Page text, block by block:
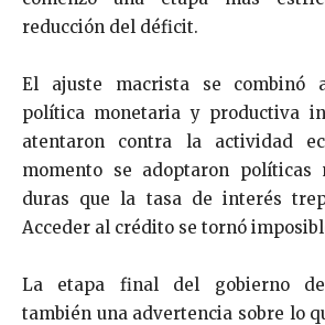
reducción del déficit.
El ajuste macrista se combinó
política monetaria y productiva
atentaron contra la actividad
momento se adoptaron políticas
duras que la tasa de interés
Acceder al crédito se tornó
La etapa final del gobierno de
también una advertencia sobre lo